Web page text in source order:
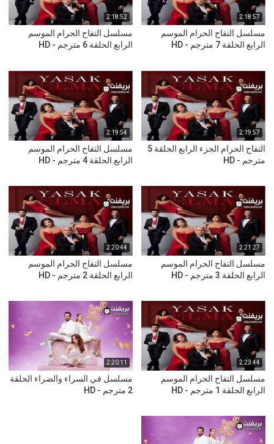
2:18:57
مسلسل التفاح الحرام الموسم
الرابع الحلقة 7 مترجم - HD
2:18:52
مسلسل التفاح الحرام الموسم
الرابع الحلقة 6 مترجم - HD
2:19:57
التفاح الحرام الجزء الرابع الحلقة 5
مترجم - HD
2:19:54
مسلسل التفاح الحرام الموسم
الرابع الحلقة 4 مترجم - HD
2:21:27
مسلسل التفاح الحرام الموسم
الرابع الحلقة 3 مترجم - HD
2:20:44
مسلسل التفاح الحرام الموسم
الرابع الحلقة 2 مترجم - HD
2:23:44
مسلسل التفاح الحرام الموسم
الرابع الحلقة 1 مترجم - HD
2:20:11
مسلسل في السراء والضراء الحلقة
2 مترجم - HD